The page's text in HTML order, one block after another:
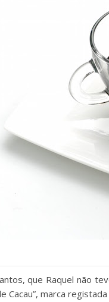
que Raquel não
Cacau”, marca